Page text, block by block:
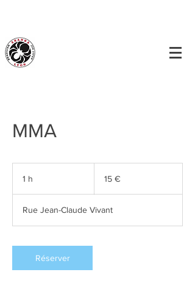
MMA
1 h 15 €
Rue Jean-Claude Vivant
Réserver